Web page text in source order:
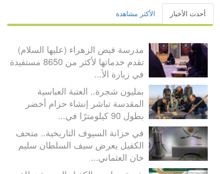
أحدث الأخبار الأكثر مشاهدة
مدرسة فيض الزهراء (عليها السلام)
تقدم خدماتها لأكثر من 8650 مستفيدة
في زيارة الأ...
بمليون شجرة.. العتبة العباسية
المقدسة تباشر إنشاء حزام أخضر
بطول 90 كيلومترًا في...
في خزانة السيوف التاريخية.. متحف
الكفيل يعرض سيف السلطان سليم
خان العثماني...